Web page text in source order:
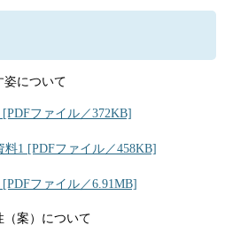
姿について
ファイル／372KB]
料1 [PDFファイル／458KB]
ファイル／6.91MB]
（案）について